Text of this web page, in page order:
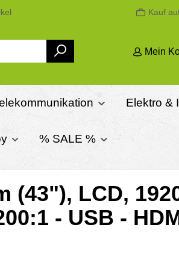
Kauf
Mein
Elektro &
% SALE %
(43"), LCD,
- USB -